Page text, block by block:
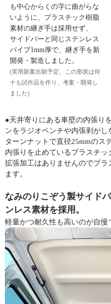
も中心からくの字に曲がらな
いように、プラスチック樹脂
素材の継ぎ手は採用せず、
サイドバーと同じステンレス
パイプ1mm厚で、継ぎ手を新
開発・製造しました。
(実用新案出願予定。この形状は何
十も試作品を作り、考案・開発し
ました)
●天井寄りにある車壁の内張り
ンをラジオペンチや内張剥が
ターンナットで直径25mmのス
内張りを止めているプラスチ
拡張加工はありませんのでプラ
ます。
なみのりこぞう製サイド
ンレス素材を採用。
軽量かつ耐久性も高いのが自慢